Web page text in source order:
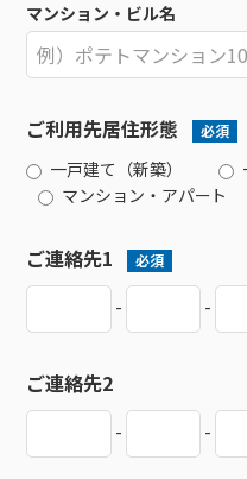
マンション・ビル名
ご利用先居住形態 必須
一戸建て（新築）
マンション・アパート
ご連絡先1 必須
- -
ご連絡先2
- -